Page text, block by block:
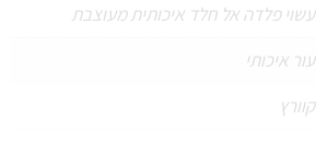
עשוי פלדה אל חלד איכותית מעוצבת
עור איכותי
קוורץ